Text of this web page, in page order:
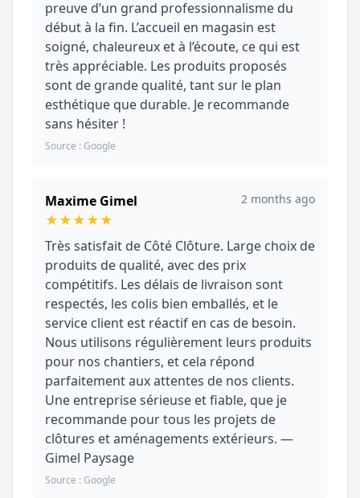
preuve d’un grand professionnalisme du
début à la fin. L’accueil en magasin est
soigné, chaleureux et à l’écoute, ce qui est
très appréciable. Les produits proposés
sont de grande qualité, tant sur le plan
esthétique que durable. Je recommande
sans hésiter !
Source : Google
Maxime Gimel
★★★★★
2 months ago
Très satisfait de Côté Clôture. Large choix de
produits de qualité, avec des prix
compétitifs. Les délais de livraison sont
respectés, les colis bien emballés, et le
service client est réactif en cas de besoin.
Nous utilisons régulièrement leurs produits
pour nos chantiers, et cela répond
parfaitement aux attentes de nos clients.
Une entreprise sérieuse et fiable, que je
recommande pour tous les projets de
clôtures et aménagements extérieurs. —
Gimel Paysage
Source : Google